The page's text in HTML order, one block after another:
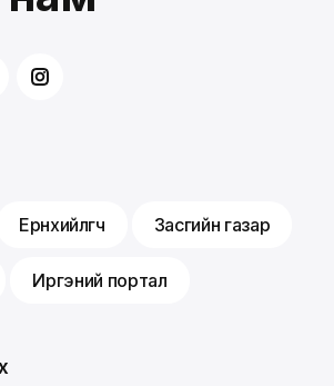
Ерөнхийлөгч Засгийн газар
Иргэний портал